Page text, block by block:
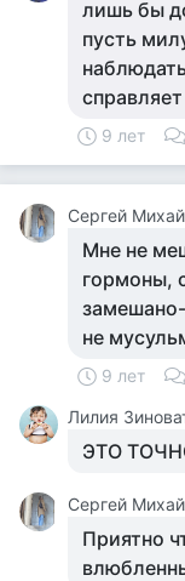
лишь бы
пусть
9 лет
Сергей
Мне не
гормоны,
не
9 лет
Лилия
ЭТО
Сергей
Приятно